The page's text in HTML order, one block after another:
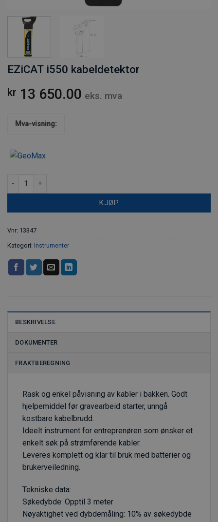
EZiCAT i550 kabeldetektor
kr 13 650.00 eks. mva
Mva-visning:
EZiCAT i550 kabeldetektor antall
KJØP
Vnr: 13347
Kategori: Instrumenter
BESKRIVELSE
DOKUMENTER
FRAKTBEREGNING
Rask og enkel påvisning av kabler i bakken. Godt
hjelpemiddel før gravearbeid starter, unngå
kostbare kabelbrudd.
Ideelt instrument for entreprenøren som ønsker et
enkelt søk på strømførende kabler.
Leveres komplett og klar til bruk med batterier og
brukerveiledning.
Tekniske data:
Søkedybde: Opptil 3 meter
Nøyaktighet ved dybdemåling: 10% av søkedybde